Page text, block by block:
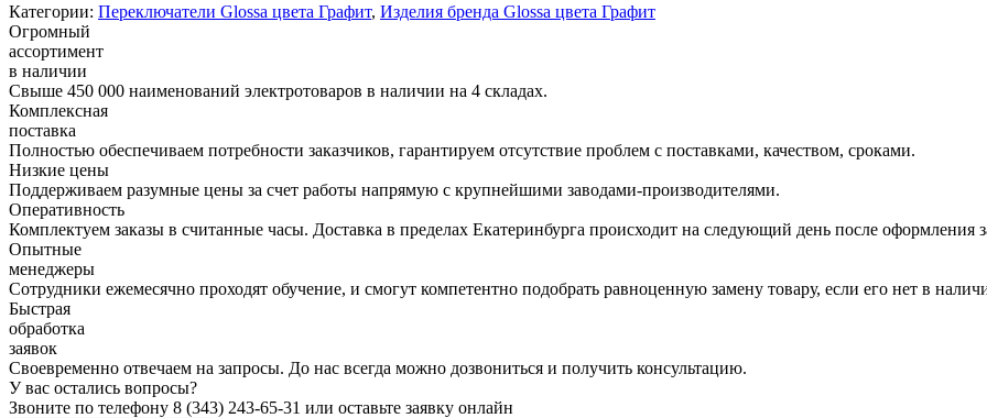
Категории: Переключатели Glossa цвета Графит, Изделия бренда Glossa цвета Графит
Огромный
ассортимент
в наличии
Свыше 450 000 наименований электротоваров в наличии на 4 складах.
Комплексная
поставка
Полностью обеспечиваем потребности заказчиков, гарантируем отсутствие проблем с поставками, качеством, сроками.
Низкие цены
Поддерживаем разумные цены за счет работы напрямую с крупнейшими заводами-производителями.
Оперативность
Комплектуем заказы в считанные часы. Доставка в пределах Екатеринбурга происходит на следующий день после оформления
Опытные
менеджеры
Сотрудники ежемесячно проходят обучение, и смогут компетентно подобрать равноценную замену товару, если его нет в
Быстрая
обработка
заявок
Своевременно отвечаем на запросы. До нас всегда можно дозвониться и получить консультацию.
У вас остались вопросы?
Звоните по телефону 8 (343) 243-65-31 или оставьте заявку онлайн